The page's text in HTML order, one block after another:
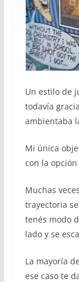
Un estilo de
todavía
ambientaba
Mi única
con la
Muchas
trayectoria
tenés modo
lado y se
La mayoría
ese caso te